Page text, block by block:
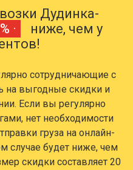
Дудинка-
·
ниже, чем у
сотрудничающие с
на выгодные скидки и
Если вы регулярно
нет необходимости
груза на онлайн-
случае будет ниже, чем
скидки составляет 20